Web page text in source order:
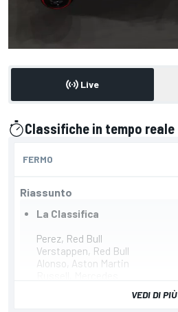
Live
Classifiche in tempo reale
FERMO
Riassunto
La Classifica
Perez, Red Bull
Verstappen, Red Bull
Alonso, Aston Martin
VEDI DI PIÙ